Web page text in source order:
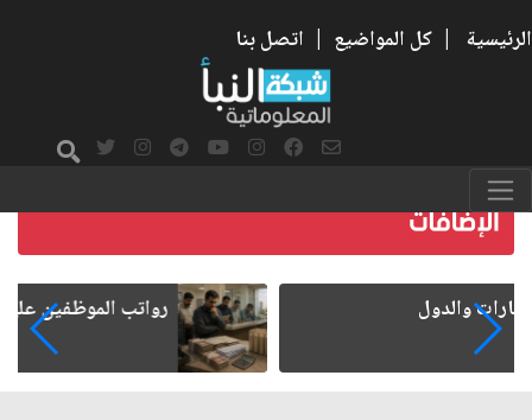
الرئيسية | كل المواضيع | اتصل بنا
رواتب الموظفين على صفيح ساخن